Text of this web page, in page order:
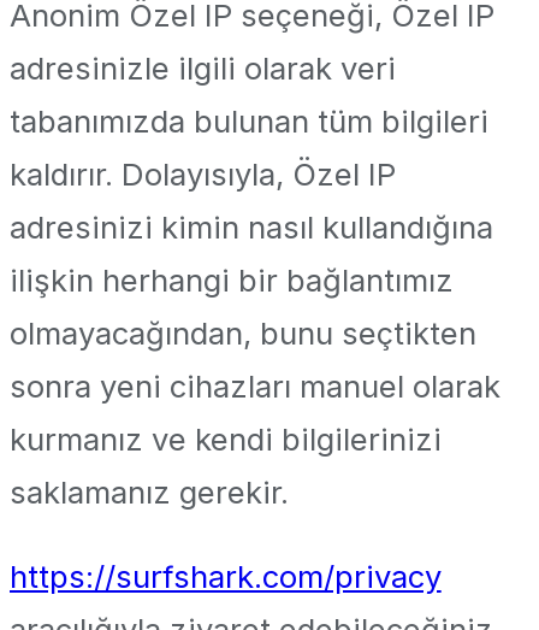
Anonim Özel IP seçeneği, Özel IP
adresinizle ilgili olarak veri
tabanımızda bulunan tüm bilgileri
kaldırır. Dolayısıyla, Özel IP
adresinizi kimin nasıl kullandığına
ilişkin herhangi bir bağlantımız
olmayacağından, bunu seçtikten
sonra yeni cihazları manuel olarak
kurmanız ve kendi bilgilerinizi
saklamanız gerekir.
https://surfshark.com/privacy